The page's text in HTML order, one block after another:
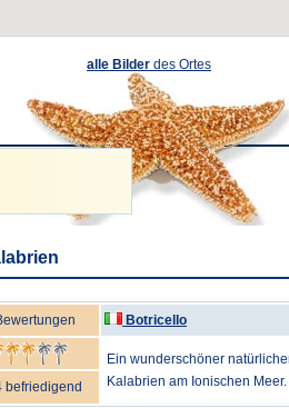
alle Bilder des Ortes
Botricello
Ein wunderschöner
Kalabrien am Ionischen
befriedigend